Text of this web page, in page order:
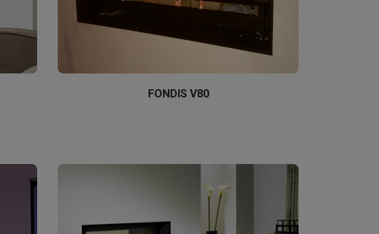
FONDIS V80